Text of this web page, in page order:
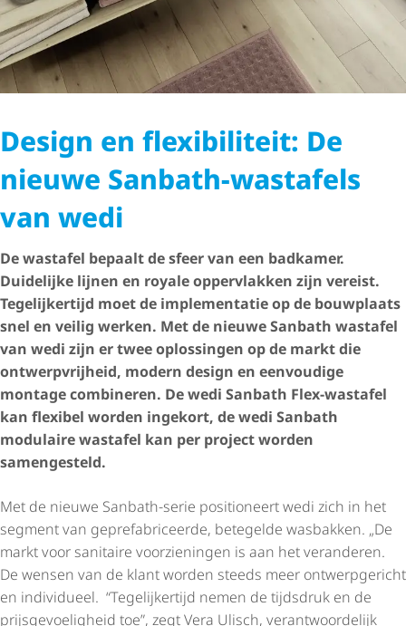
Design en flexibiliteit: De
nieuwe Sanbath-wastafels
van wedi
De wastafel bepaalt de sfeer van een badkamer.
Duidelijke lijnen en royale oppervlakken zijn vereist.
Tegelijkertijd moet de implementatie op de bouwplaats
snel en veilig werken. Met de nieuwe Sanbath wastafel
van wedi zijn er twee oplossingen op de markt die
ontwerp­vrij­heid, modern design en eenvoudige
montage combineren. De wedi Sanbath Flex-wastafel
kan flexibel worden ingekort, de wedi Sanbath
modulaire wastafel kan per project worden
samengesteld.
Met de nieuwe Sanbath-serie positioneert wedi zich in het
segment van gepre­fa­bri­ceerde, betegelde wasbakken. „De
markt voor sanitaire voorzieningen is aan het veranderen.
De wensen van de klant worden steeds meer ontwerpgericht
en individueel. “Tegelijkertijd nemen de tijdsdruk en de
prijs­ge­voe­lig­heid toe”, zegt Vera Ulisch, verant­woor­de­lijk